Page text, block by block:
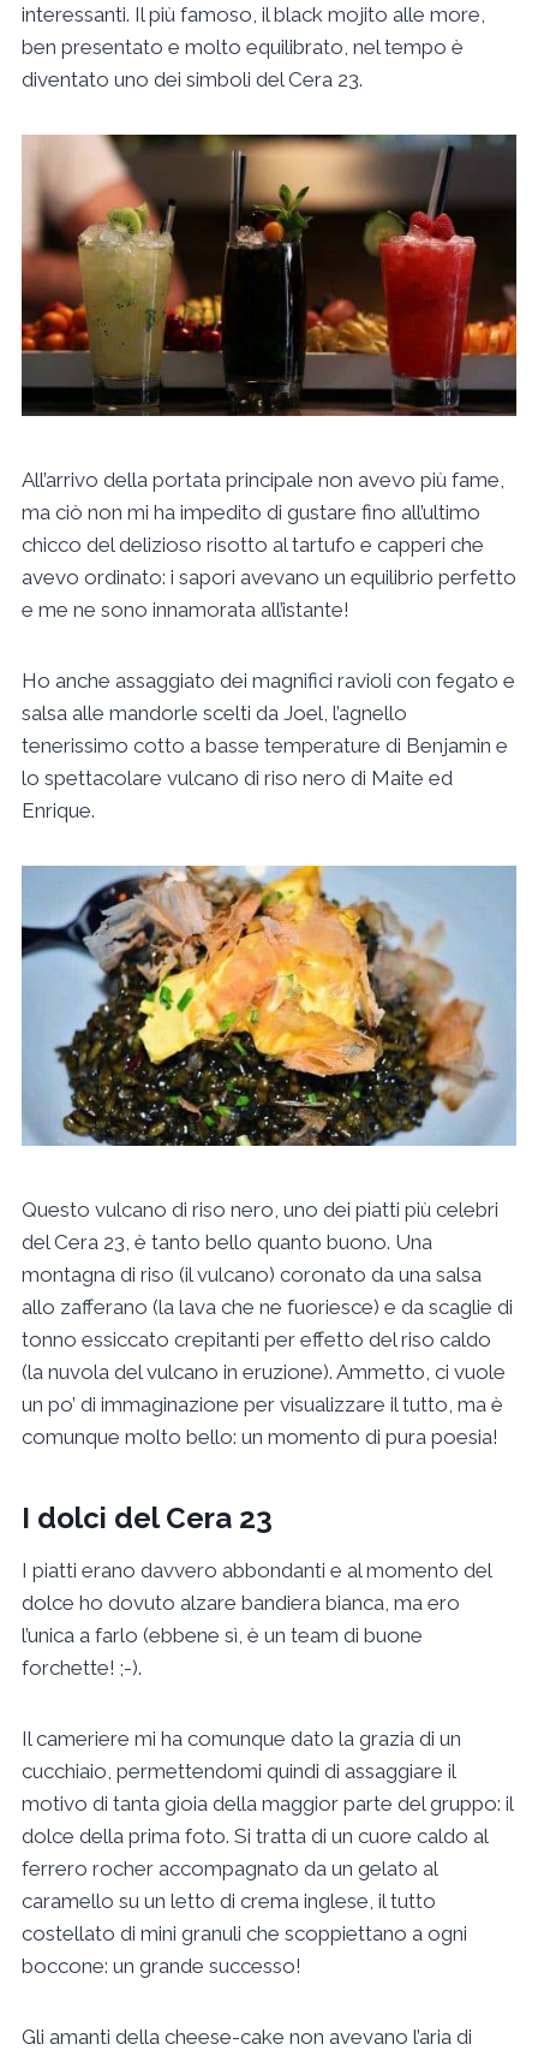
interessanti. Il più famoso, il black mojito alle more,
ben presentato e molto equilibrato, nel tempo è
diventato uno dei simboli del Cera 23.
All’arrivo della portata principale non avevo più fame,
ma ciò non mi ha impedito di gustare fino all’ultimo
chicco del delizioso risotto al tartufo e capperi che
avevo ordinato: i sapori avevano un equilibrio perfetto
e me ne sono innamorata all’istante!
Ho anche assaggiato dei magnifici ravioli con fegato e
salsa alle mandorle scelti da Joel, l’agnello
tenerissimo cotto a basse temperature di Benjamin e
lo spettacolare vulcano di riso nero di Maite ed
Enrique.
Questo vulcano di riso nero, uno dei piatti più celebri
del Cera 23, è tanto bello quanto buono. Una
montagna di riso (il vulcano) coronato da una salsa
allo zafferano (la lava che ne fuoriesce) e da scaglie di
tonno essiccato crepitanti per effetto del riso caldo
(la nuvola del vulcano in eruzione). Ammetto, ci vuole
un po’ di immaginazione per visualizzare il tutto, ma è
comunque molto bello: un momento di pura poesia!
I dolci del Cera 23
I piatti erano davvero abbondanti e al momento del
dolce ho dovuto alzare bandiera bianca, ma ero
l’unica a farlo (ebbene sì, è un team di buone
forchette! ;-).
Il cameriere mi ha comunque dato la grazia di un
cucchiaio, permettendomi quindi di assaggiare il
motivo di tanta gioia della maggior parte del gruppo: il
dolce della prima foto. Si tratta di un cuore caldo al
ferrero rocher accompagnato da un gelato al
caramello su un letto di crema inglese, il tutto
costellato di mini granuli che scoppiettano a ogni
boccone: un grande successo!
Gli amanti della cheese-cake non avevano l’aria di